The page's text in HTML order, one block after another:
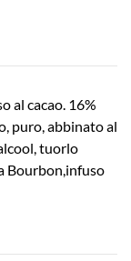
al cacao. 16%
puro, abbinato al
tuorlo
Bourbon,infuso